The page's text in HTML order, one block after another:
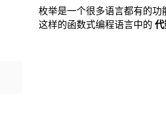
枚举是一个很多语言都有的
这样的函数式编程语言中的